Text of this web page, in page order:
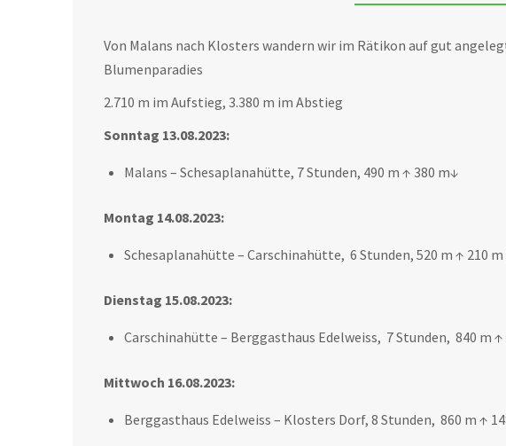
Von Malans nach Klosters wandern wir im Rätikon auf gut
Blumenparadies
2.710 m im Aufstieg, 3.380 m im Abstieg
Sonntag 13.08.2023:
Malans – Schesaplanahütte, 7 Stunden, 490 m ↑ 380 m↓
Montag 14.08.2023:
Schesaplanahütte – Carschinahütte, 6 Stunden, 520 m ↑ 210 m
Dienstag 15.08.2023:
Carschinahütte – Berggasthaus Edelweiss, 7 Stunden, 840 m ↑
Mittwoch 16.08.2023:
Berggasthaus Edelweiss – Klosters Dorf, 8 Stunden, 860 m ↑